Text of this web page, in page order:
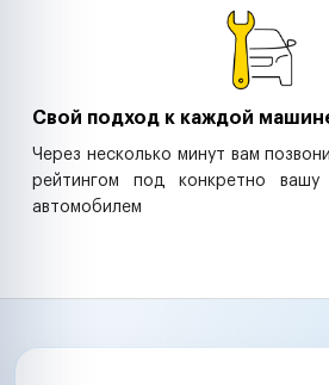
Свой подход к каждой
Через несколько минут вам
рейтингом под конкретно
автомобилем